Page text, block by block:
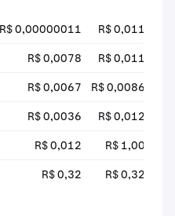
R$ 0,00000011 R$ 0,011
R$ 0,0078 R$ 0,011
R$ 0,0067 R$ 0,0086
R$ 0,0036 R$ 0,012
R$ 0,012 R$ 1,00
R$ 0,32 R$ 0,32